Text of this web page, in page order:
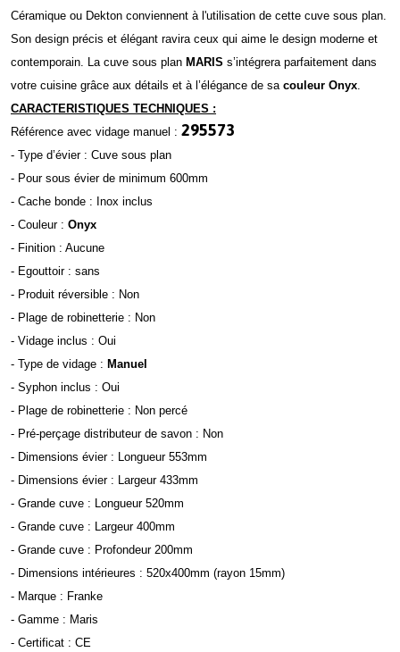
Céramique ou Dekton conviennent à l'utilisation de cette cuve sous plan.
Son design précis et élégant ravira ceux qui aime le design moderne et
contemporain. La cuve sous plan MARIS s’intégrera parfaitement dans
votre cuisine grâce aux détails et à l’élégance de sa couleur Onyx
CARACTERISTIQUES TECHNIQUES :
Référence avec vidage manuel : 295573
- Type d’évier : Cuve sous plan
- Pour sous évier de minimum 600mm
- Cache bonde : Inox inclus
- Couleur : Onyx
- Finition : Aucune
- Egouttoir : sans
- Produit réversible : Non
- Plage de robinetterie : Non
- Vidage inclus : Oui
- Type de vidage : Manuel
- Syphon inclus : Oui
- Plage de robinetterie : Non percé
- Pré-perçage distributeur de savon : Non
- Dimensions évier : Longueur 553mm
- Dimensions évier : Largeur 433mm
- Grande cuve : Longueur 520mm
- Grande cuve : Largeur 400mm
- Grande cuve : Profondeur 200mm
- Dimensions intérieures : 520x400mm (rayon 15mm)
- Marque : Franke
- Gamme : Maris
- Certificat : CE